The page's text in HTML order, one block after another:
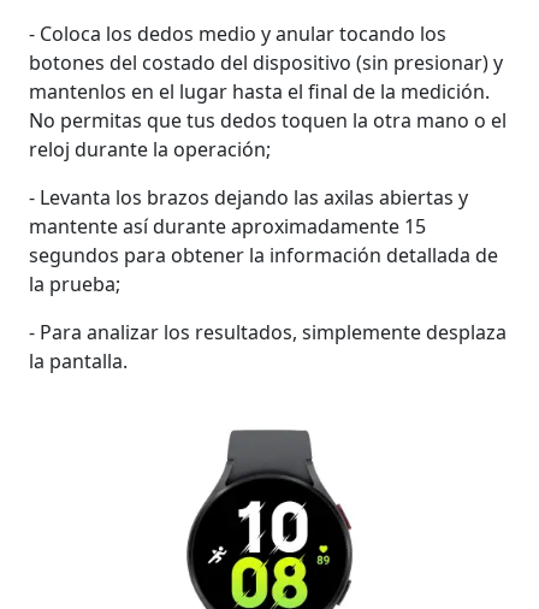
- Coloca los dedos medio y anular tocando los
botones del costado del dispositivo (sin presionar) y
mantenlos en el lugar hasta el final de la medición.
No permitas que tus dedos toquen la otra mano o el
reloj durante la operación;
- Levanta los brazos dejando las axilas abiertas y
mantente así durante aproximadamente 15
segundos para obtener la información detallada de
la prueba;
- Para analizar los resultados, simplemente desplaza
la pantalla.